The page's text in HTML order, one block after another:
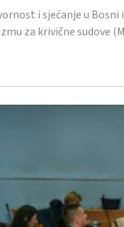
i sjećanje u
za krivične sudove